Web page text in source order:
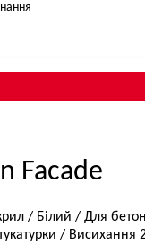
Facade
/ Білий / Для
/ Висихання